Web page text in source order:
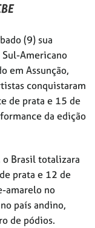
(9) sua
Americano
em Assunção,
conquistaram
de prata e 15 de
da edição
o Brasil totalizara
prata e 12 de
amarelo no
país andino,
de pódios.